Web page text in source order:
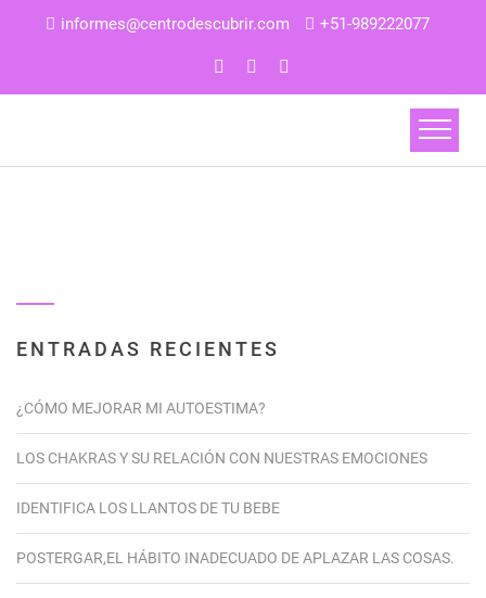
informes@centrodescubrir.com +51-989222077
ENTRADAS RECIENTES
¿CÓMO MEJORAR MI AUTOESTIMA?
LOS CHAKRAS Y SU RELACIÓN CON NUESTRAS EMOCIONES
IDENTIFICA LOS LLANTOS DE TU BEBE
POSTERGAR,EL HÁBITO INADECUADO DE APLAZAR LAS COSAS.